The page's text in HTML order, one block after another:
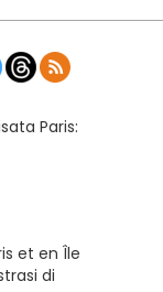
Paris:
et en Île
di